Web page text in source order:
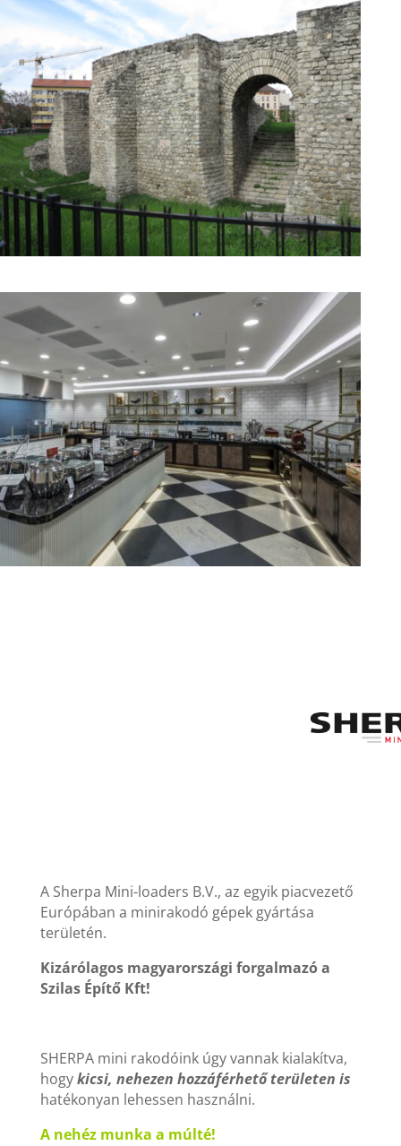
A Sherpa Mini-loaders B.V., az egyik piacvezető
Európában a minirakodó gépek gyártása
területén.
Kizárólagos magyarországi forgalmazó a
Szilas Építő Kft!
SHERPA mini rakodóink úgy vannak kialakítva,
hogykicsi, nehezen hozzáférhető területen is
hatékonyan lehessen használni.
A nehéz munka a múlté!